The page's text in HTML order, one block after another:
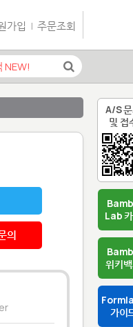
A/S
및 접
Lab
위키
가이
가입 | 주문조회
의